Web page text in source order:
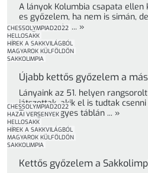
A lányok Kolumbia csapata ellen
es győzelem, ha nem is simán,
megszerezte ... »
CHESSOLYMPIAD2022
HELLOSAKK
HÍREK A SAKKVILÁGBÓL
MAGYAROK KÜLFÖLDÖN
SAKKOLIMPIA
Újabb kettős győzelem a
Lányaink az 51. helyen
játszottak, akik el is tudtak
Trang az egyes táblán ... »
CHESSOLYMPIAD2022
HAZAI VERSENYEK
HELLOSAKK
HÍREK A SAKKVILÁGBÓL
MAGYAROK KÜLFÖLDÖN
SAKKOLIMPIA
Kettős győzelem a